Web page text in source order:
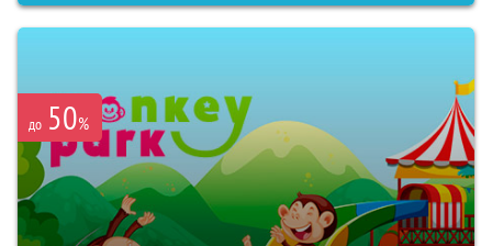
до 50%